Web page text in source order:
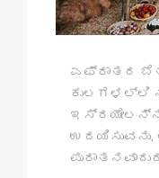
ಎಫ್ರಾತದ
ಕುಲಗಳಲ್ಲಿ